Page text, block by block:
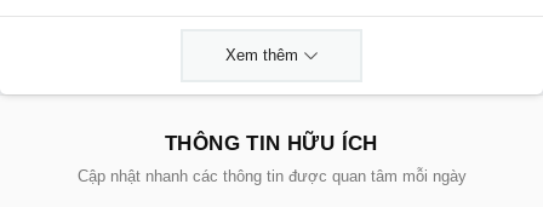
Xem thêm
THÔNG TIN HỮU ÍCH
Cập nhật nhanh các thông tin được quan tâm mỗi ngày